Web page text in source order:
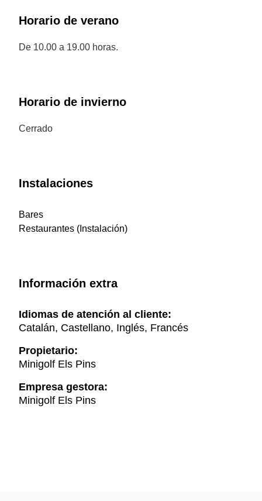
Horario de verano
De 10.00 a 19.00 horas.
Horario de invierno
Cerrado
Instalaciones
Bares
Restaurantes (Instalación)
Información extra
Idiomas de atención al cliente:
Catalán, Castellano, Inglés, Francés
Propietario:
Minigolf Els Pins
Empresa gestora:
Minigolf Els Pins